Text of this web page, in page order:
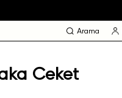
Arama
Ceket